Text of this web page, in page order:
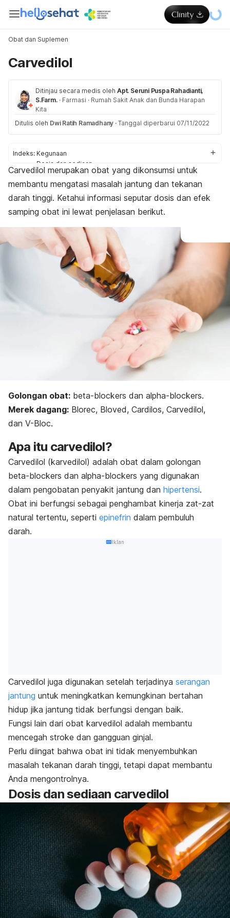
Obat dan Suplemen
Carvedilol
Ditinjau secara medis oleh Apt. Seruni Puspa Rahadianti,
S.Farm. · Farmasi · Rumah Sakit Anak dan Bunda Harapan
Kita
Ditulis oleh Dwi Ratih Ramadhany · Tanggal diperbarui 07/11/2022
Indeks: Kegunaan
Dosis dan sediaan
Aturan konsumsi
Efek samping
Peringatan dan perhatian
Efek pada ibu hamil dan menyusui
Interaksi obat
Carvedilol merupakan obat yang dikonsumsi untuk
membantu mengatasi masalah jantung dan tekanan
darah tinggi. Ketahui informasi seputar dosis dan efek
samping obat ini lewat penjelasan berikut.
Golongan obat: beta-blockers dan alpha-blockers.
Merek dagang: Blorec, Bloved, Cardilos, Carvedilol,
dan V-Bloc.
Apa itu carvedilol?
Carvedilol (karvedilol) adalah obat dalam golongan
beta-blockers dan alpha-blockers yang digunakan
dalam pengobatan penyakit jantung dan hipertensi.
Obat ini berfungsi sebagai penghambat kinerja zat-zat
natural tertentu, seperti epinefrin dalam pembuluh
darah.
Iklan
Carvedilol juga digunakan setelah terjadinya serangan
jantung untuk meningkatkan kemungkinan bertahan
hidup jika jantung tidak berfungsi dengan baik.
Fungsi lain dari obat karvedilol adalah membantu
mencegah stroke dan gangguan ginjal.
Perlu diingat bahwa obat ini tidak menyembuhkan
masalah tekanan darah tinggi, tetapi dapat membantu
Anda mengontrolnya.
Dosis dan sediaan carvedilol